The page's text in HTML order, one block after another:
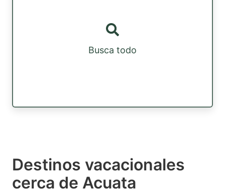
Busca todo
Destinos vacacionales
cerca de Acuata